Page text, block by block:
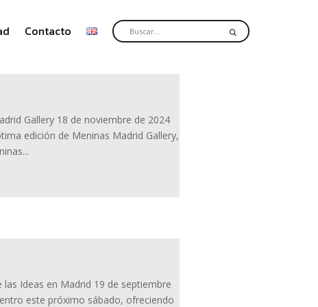
Contacto
Gallery 18 de noviembre de 2024
edición de Meninas Madrid Gallery,
Ideas en Madrid 19 de septiembre
este próximo sábado, ofreciendo